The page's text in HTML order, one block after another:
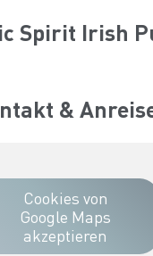
Spirit Irish
&
Cookies von
Google Maps
akzeptieren